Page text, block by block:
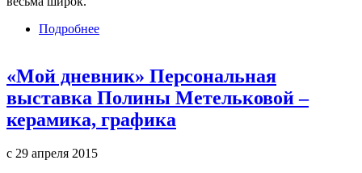
Подробнее
«Мой дневник» Персональная
выставка Полины Метельковой –
керамика, графика
с 29 апреля 2015